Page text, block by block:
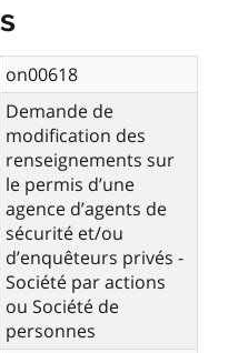
on00618
Demande de
modification des
renseignements sur
le permis d’une
agence d’agents de
sécurité et/ou
d’enquêteurs privés -
Société par actions
ou Société de
personnes